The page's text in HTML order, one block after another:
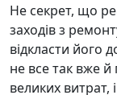
Не секрет, що
заходів з
відкласти його
не все так вже
великих витрат,